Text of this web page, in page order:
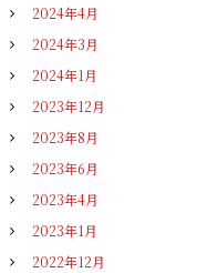
2024年4月
2024年3月
2024年1月
2023年12月
2023年8月
2023年6月
2023年4月
2023年1月
2022年12月